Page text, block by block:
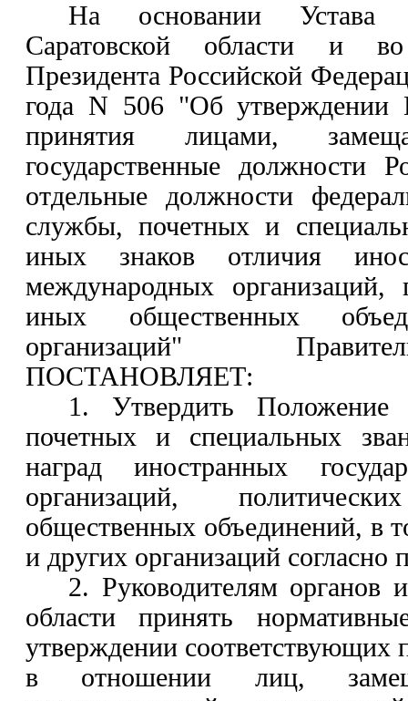
На основании Устава
Саратовской области и
Президента Российской
года N 506 "Об утверждении
принятия лицами,
государственные должности
отдельные должности
службы, почетных и
иных знаков отличия
международных организаций,
иных общественных
организаций"
ПОСТАНОВЛЯЕТ:
1. Утвердить Положение
почетных и специальных
наград иностранных
организаций,
общественных объединений, в
и других организаций
2. Руководителям органов
области принять
утверждении соответствующих
в отношении лиц,